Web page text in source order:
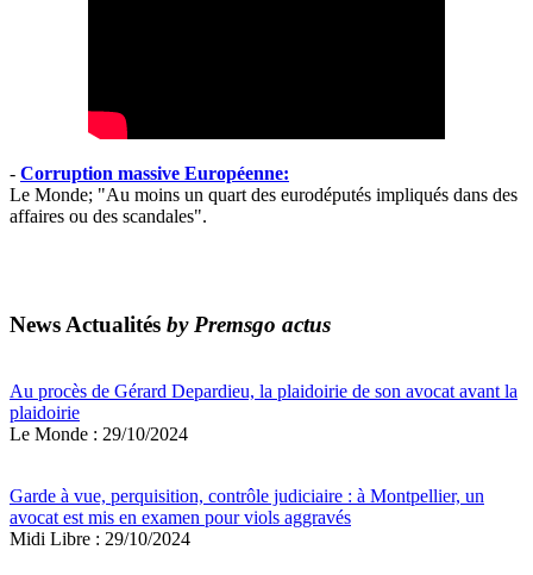
- Corruption massive Européenne:
Le Monde; "Au moins un quart des eurodéputés impliqués dans des
affaires ou des scandales".
News Actualités by Premsgo actus
Au procès de Gérard Depardieu, la plaidoirie de son avocat avant la
plaidoirie
Le Monde : 29/10/2024
Garde à vue, perquisition, contrôle judiciaire : à Montpellier, un
avocat est mis en examen pour viols aggravés
Midi Libre : 29/10/2024